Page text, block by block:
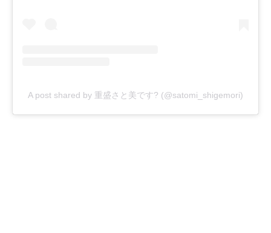
A post shared by 重盛さと美です? (@satomi_shigemori)